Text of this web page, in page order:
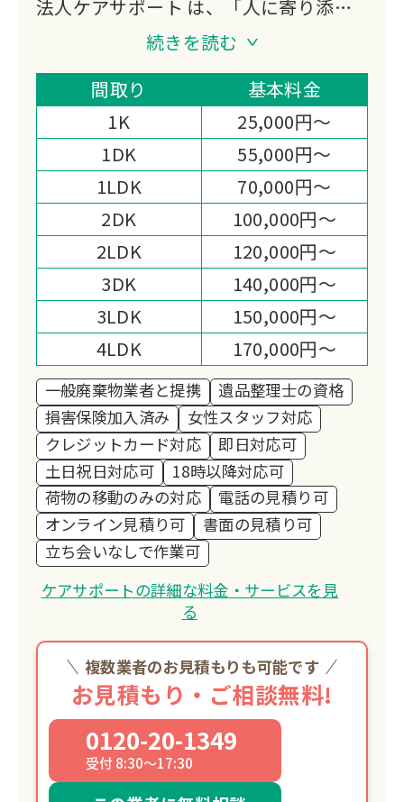
法人ケアサポート は、「人に寄り添
い、暮らしに寄り添う存在でありたい」
という想いを胸に、地域に根差したサー
ビスを大切に育んでまいりました。
終活相談や遺品整理、特殊清掃、リフォ
ーム、日々の暮らしのサポートまで──
ご依頼のひとつひとつには、その方の人
生やご家族の想いが込められています。
だからこそ、私たちは作業を“業務”とし
てではなく、「大切な思い出を守り、未
来へとつなぐお手伝い」として心を込め
て取り組んでいます。
また、貴金属や骨董品の買取・回収で
は、お預かりしたお品を次の価値へと生
かすとともに、その一部を ユニセフ募
金 として寄付する活動を続けておりま
す。
お客様の想いが、やがて子どもたちの未
来を支える力となる。
そんな「つながり」を生み出せること
が、私たちの誇りです。
私たちが目指しているのは、「困ったと
きに一番に思い出していただける存
と温かさを忘れず、これからも地域の皆
さまと共に歩んでまいります。
続きを読む
間取り
基本料金
1K
25,000円～
1DK
55,000円～
1LDK
70,000円～
2DK
100,000円～
2LDK
120,000円～
3DK
140,000円～
3LDK
150,000円～
4LDK
170,000円～
一般廃棄物業者と提携
遺品整理士の資格
損害保険加入済み
女性スタッフ対応
クレジットカード対応
即日対応可
土日祝日対応可
18時以降対応可
荷物の移動のみの対応
電話の見積り可
オンライン見積り可
書面の見積り可
立ち会いなしで作業可
ケアサポートの詳細な料金・サービスを見
る
複数業者のお見積もりも可能です
お見積もり・ご相談無料!
0120-20-1349
受付 8:30～17:30